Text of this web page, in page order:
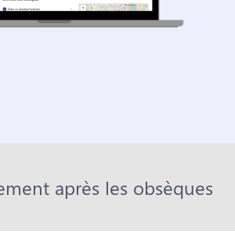
après les obsèques